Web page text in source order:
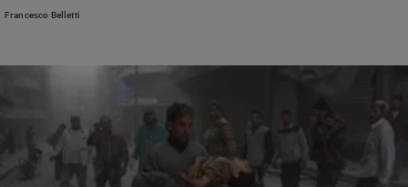
Francesco Belletti